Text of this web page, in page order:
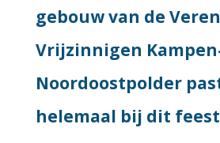
gebouw van de
Vrijzinnigen
Noordoostpolder
helemaal bij dit